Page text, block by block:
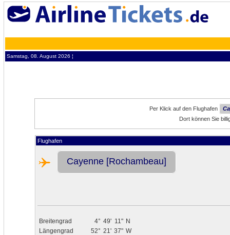
Samstag, 08. August 2026 ¦
Per Klick auf den Flughafen
Dort können Sie
Flughafen
Cayenne [Rochambeau]
Breitengrad 4° 49' 11" N
Längengrad
52° 21' 37" W